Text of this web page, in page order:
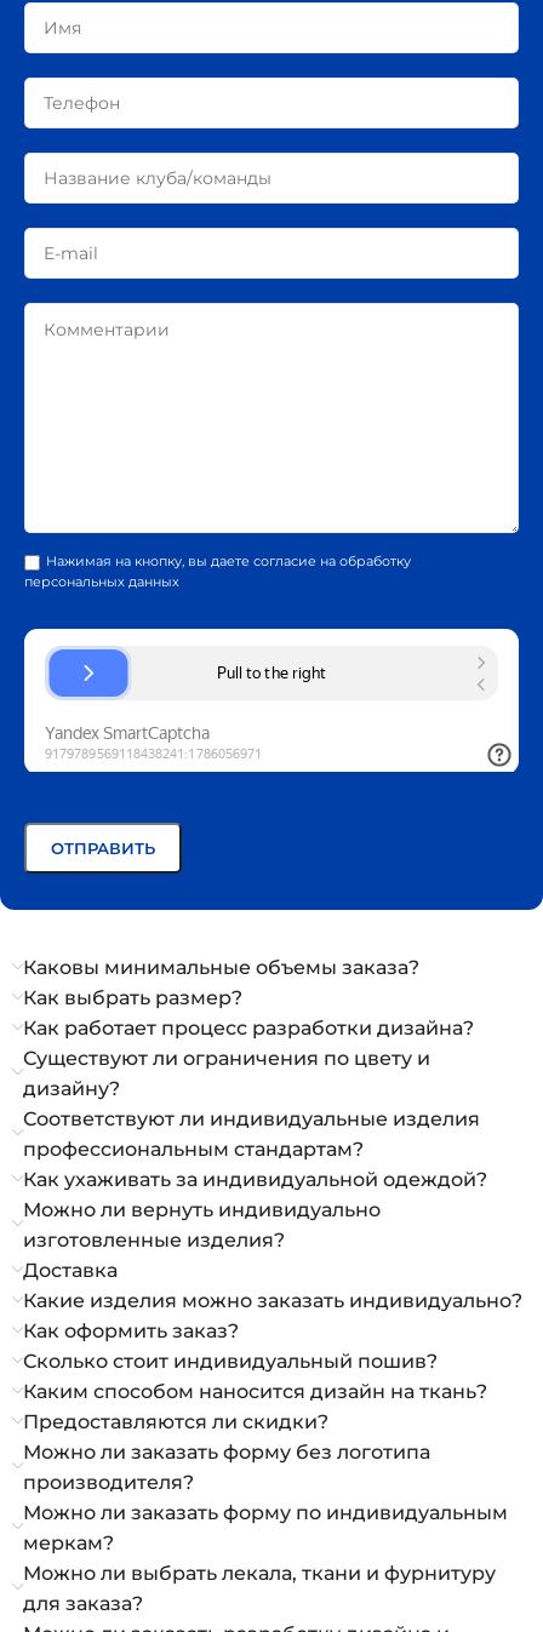
Нажимая на кнопку, вы даете согласие на обработку
персональных данных
Каковы минимальные объемы заказа?
Как выбрать размер?
Как работает процесс разработки дизайна?
Существуют ли ограничения по цвету и
дизайну?
Соответствуют ли индивидуальные изделия
профессиональным стандартам?
Как ухаживать за индивидуальной одеждой?
Можно ли вернуть индивидуально
изготовленные изделия?
Доставка
Какие изделия можно заказать индивидуально?
Как оформить заказ?
Сколько стоит индивидуальный пошив?
Каким способом наносится дизайн на ткань?
Предоставляются ли скидки?
Можно ли заказать форму без логотипа
производителя?
Можно ли заказать форму по индивидуальным
меркам?
Можно ли выбрать лекала, ткани и фурнитуру
для заказа?